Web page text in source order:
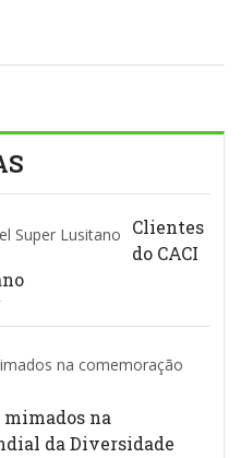
Clientes
do CACI
mimados na
da Diversidade